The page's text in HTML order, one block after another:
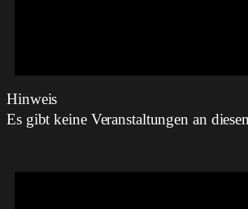
Hinweis
Es gibt keine Veranstaltungen an